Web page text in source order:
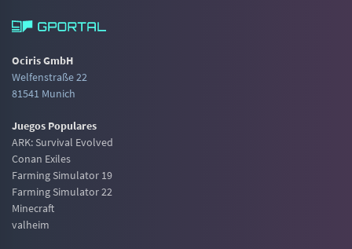
Ociris GmbH
Welfenstraße 22
81541 Munich
Juegos Populares
ARK: Survival Evolved
Conan Exiles
Farming Simulator 19
Farming Simulator 22
Minecraft
valheim